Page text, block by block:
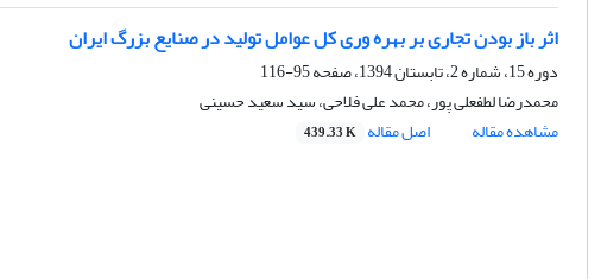
اثر باز بودن تجاری بر بهره وری کل عوامل تولید در صنایع بزرگ ایران
دوره 15، شماره 2، تابستان 1394، صفحه
95-116
محمدرضا لطفعلی پور، محمد علی فلاحی، سید سعید حسینی
مشاهده مقاله
اصل مقاله 439.33 K